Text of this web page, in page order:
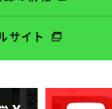
サイト